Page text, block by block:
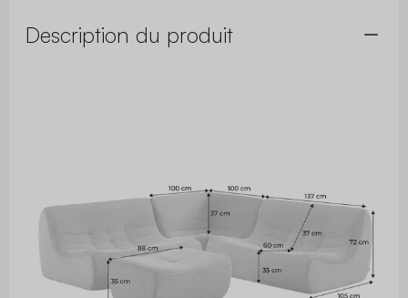
Description du produit